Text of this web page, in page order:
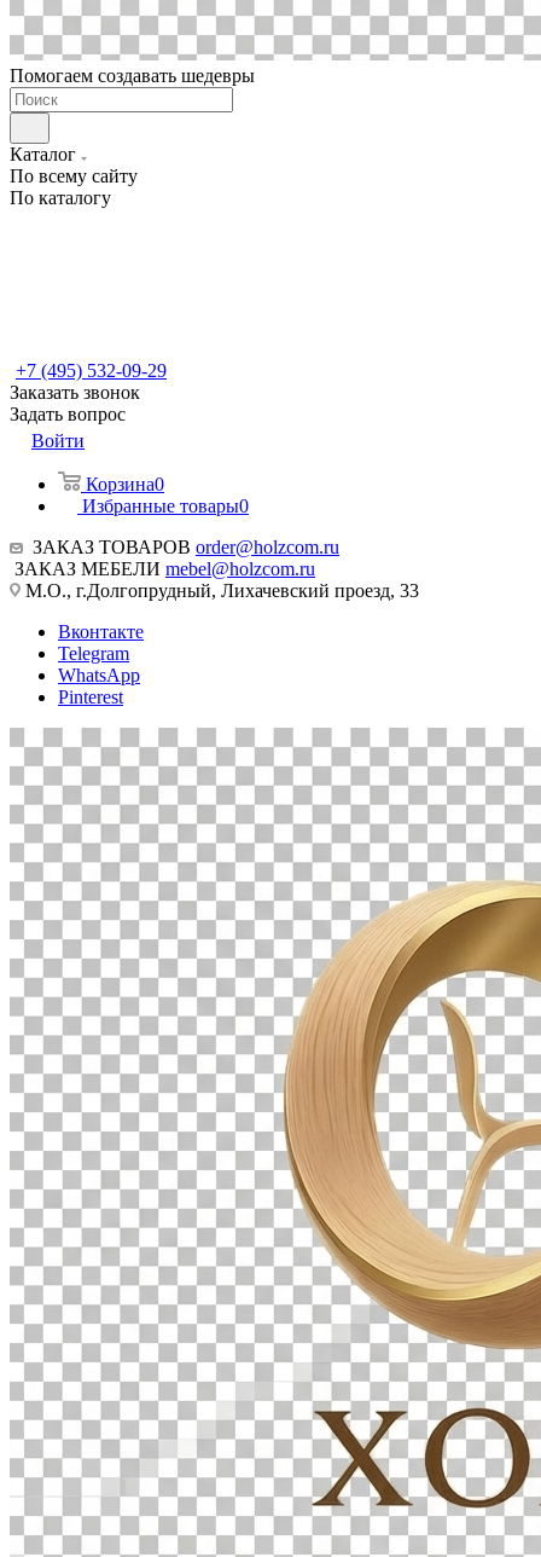
Помогаем создавать шедевры
Каталог
По всему сайту
По каталогу
+7 (495) 532-09-29
Заказать звонок
Задать вопрос
Войти
Корзина0
Избранные товары0
ЗАКАЗ ТОВАРОВ order@holzcom.ru
ЗАКАЗ МЕБЕЛИ mebel@holzcom.ru
М.О., г.Долгопрудный, Лихачевский проезд, 33
Вконтакте
Telegram
WhatsApp
Pinterest